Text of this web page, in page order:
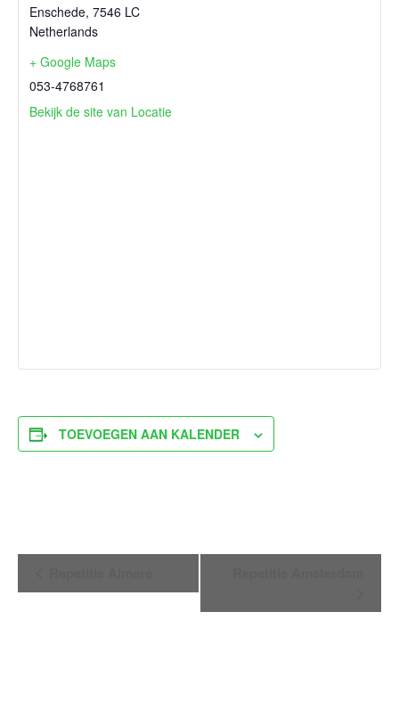
Enschede, 7546 LC
Netherlands
+ Google Maps
053-4768761
Bekijk de site van Locatie
TOEVOEGEN AAN KALENDER
Navigatie